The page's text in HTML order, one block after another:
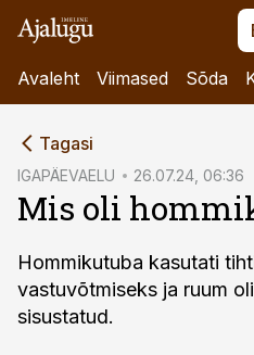
Avaleht Viimased Sõda
Tagasi
IGAPÄEVAELU 26.07.24, 06:36
Mis oli
Hommikutuba kasutati
vastuvõtmiseks ja ruum
sisustatud.